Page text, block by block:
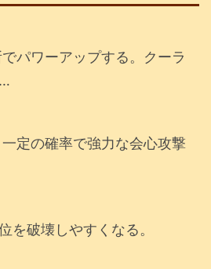
パワーアップする。クーラ
定の確率で強力な会心攻撃
を破壊しやすくなる。